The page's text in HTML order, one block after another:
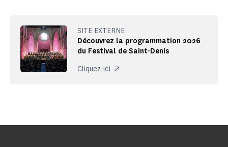
Découvrez la programmation 2026
du Festival de Saint-Denis
SITE EXTERNE
Cliquez-ici